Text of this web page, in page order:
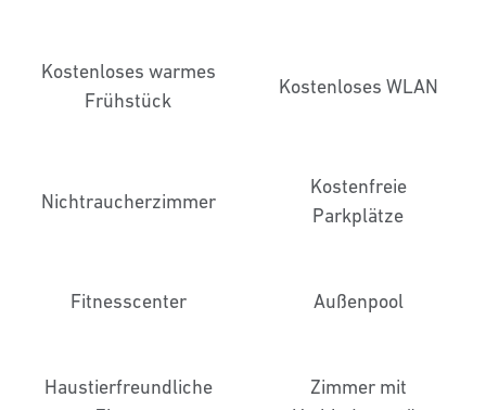
Kostenloses warmes
Frühstück
Kostenloses WLAN
Nichtraucher­zimmer
Kostenfreie
Parkplätze
Fitnesscenter Außenpool
Haustier­freundliche
Zimmer mit